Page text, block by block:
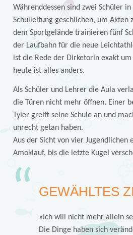
Währenddessen sind zwei Schüler
Schulleitung geschlichen, um Akten
dem Sportgelände trainieren fünf
der Laufbahn für die neue
ist die Rede der Dirketorin exakt um
heute ist alles anders.
Als Schüler und Lehrer die Aula
die Türen nicht mehr öffnen. Einer
Tyler greift seine Schule an und
unrecht getan haben.
Aus der Sicht von vier Jugendlichen
Amoklauf, bis die letzte Kugel
GEWÄHLTES
»Ich will nicht mehr allein
Die Dinge haben sich